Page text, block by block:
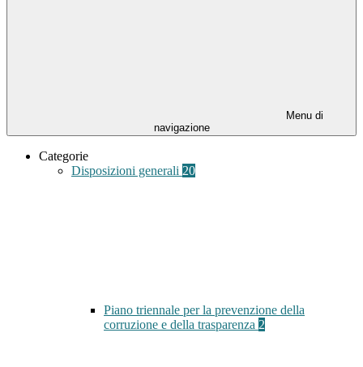
Menu di
navigazione
Categorie
Disposizioni generali 20
Piano triennale per la prevenzione della
corruzione e della trasparenza 2